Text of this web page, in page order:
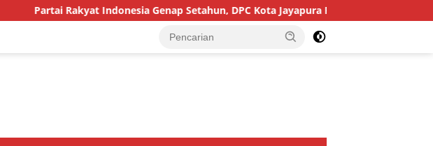
Partai Rakyat Indonesia Genap Setahun, DPC Kota Jayapura Perkuat Basis dan Sasar